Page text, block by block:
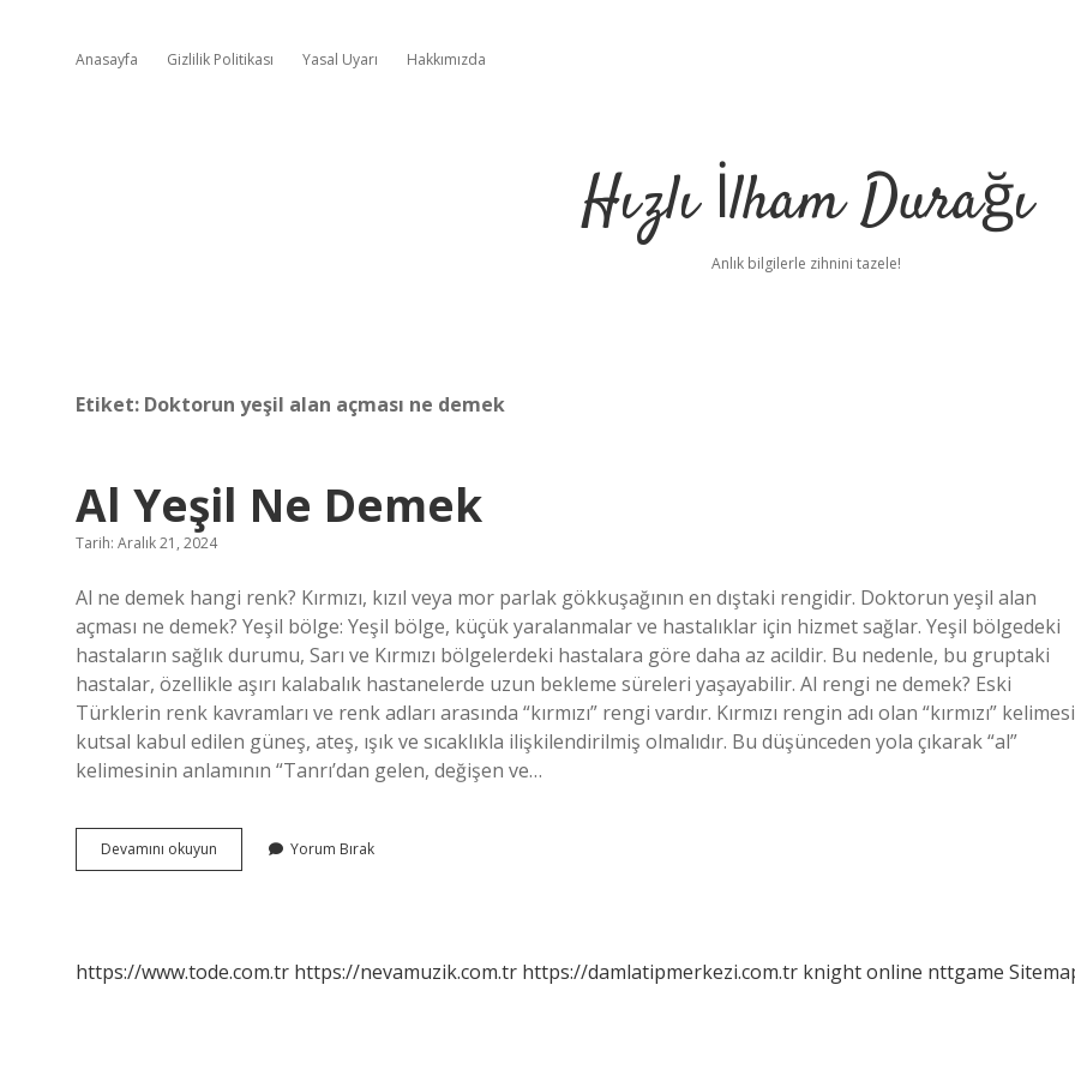
Anasayfa Gizlilik Politikası Yasal Uyarı Hakkımızda
Hızlı İlham Durağı
Anlık bilgilerle zihnini tazele!
Etiket: Doktorun yeşil alan açması ne demek
Al Yeşil Ne Demek
Tarih: Aralık 21, 2024
Al ne demek hangi renk? Kırmızı, kızıl veya mor parlak gökkuşağının en dıştaki rengidir. Doktorun yeşil alan
açması ne demek? Yeşil bölge: Yeşil bölge, küçük yaralanmalar ve hastalıklar için hizmet sağlar. Yeşil bölgedeki
hastaların sağlık durumu, Sarı ve Kırmızı bölgelerdeki hastalara göre daha az acildir. Bu nedenle, bu gruptaki
hastalar, özellikle aşırı kalabalık hastanelerde uzun bekleme süreleri yaşayabilir. Al rengi ne demek? Eski
Türklerin renk kavramları ve renk adları arasında “kırmızı” rengi vardır. Kırmızı rengin adı olan “kırmızı”
kutsal kabul edilen güneş, ateş, ışık ve sıcaklıkla ilişkilendirilmiş olmalıdır. Bu düşünceden yola çıkarak “al”
kelimesinin anlamının “Tanrı’dan gelen, değişen ve…
Devamını okuyun
Yeşil
Yorum Bırak
https://www.tode.com.tr https://nevamuzik.com.tr https://damlatipmerkezi.com.tr knight online nttgame